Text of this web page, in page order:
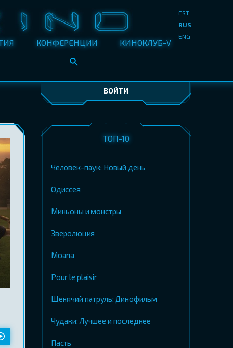
КОНФЕРЕНЦИИ КИНОКЛУБ-V
EST
RUS
ENG
ВОЙТИ
ТОП-10
Человек-паук: Новый день
Одиссея
Миньоны и монстры
Зверолюция
Moana
Pour le plaisir
Щенячий патруль: Динофильм
Чудаки: Лучшее и последнее
Пасть